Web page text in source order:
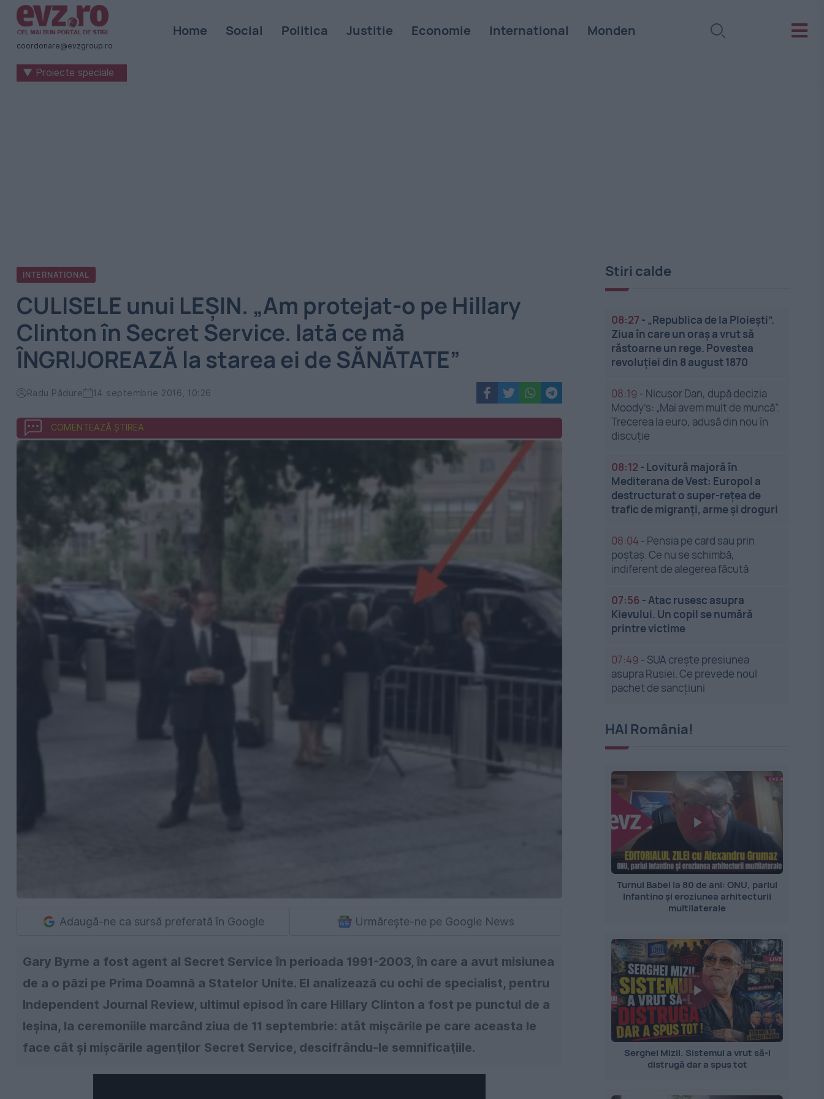
Știri
naționale
internaționale
coordonare@evzgroup.ro
Home Social Politica Justitie Economie International Monden
▼ Proiecte speciale
INTERNATIONAL
CULISELE unui LEŞIN. „Am protejat-o pe Hillary
Clinton în Secret Service. Iată ce mă
ÎNGRIJOREAZĂ la starea ei de SĂNĂTATE”
Radu Pădure 14 septembrie 2016, 10:26
COMENTEAZĂ ȘTIREA
Adaugă-ne ca sursă preferată în Google Urmărește-ne pe Google News
Gary Byrne a fost agent al Secret Service în perioada 1991-2003, în care a avut misiunea
de a o păzi pe Prima Doamnă a Statelor Unite. El analizează cu ochi de specialist, pentru
Independent Journal Review, ultimul episod în care Hillary Clinton a fost pe punctul de a
leşina, la ceremoniile marcând ziua de 11 septembrie: atât mişcările pe care aceasta le
face cât şi mişcările agenţilor Secret Service, descifrându-le semnificaţiile.
Stiri calde
08:27 - „Republica de la Ploiești”.
Ziua în care un oraș a vrut să
răstoarne un rege. Povestea
revoluției din 8 august 1870
08:19 - Nicușor Dan, după decizia
Moody’s: „Mai avem mult de muncă”.
Trecerea la euro, adusă din nou în
discuție
08:12 - Lovitură majoră în
Mediterana de Vest: Europol a
destructurat o super-rețea de
trafic de migranți, arme și droguri
08:04 - Pensia pe card sau prin
poștaș. Ce nu se schimbă,
indiferent de alegerea făcută
07:56 -Atac rusesc asupra
Kievului. Un copil se numără
printre victime
07:49 - SUA crește presiunea
asupra Rusiei. Ce prevede noul
pachet de sancțiuni
HAI România!
Turnul Babel la 80 de ani: ONU, pariul
Infantino și eroziunea arhitecturii
multilaterale
Serghei Mizil. Sistemul a vrut să-l
distrugă dar a spus tot